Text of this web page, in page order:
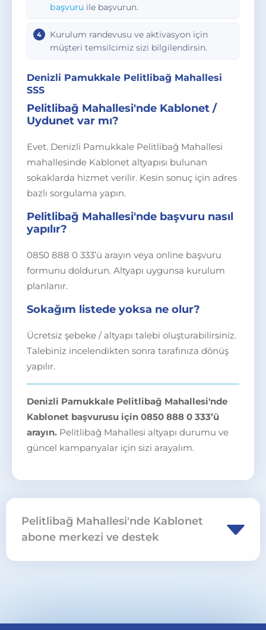
başvuru ile başvurun.
Kurulum randevusu ve aktivasyon için
müşteri temsilcimiz sizi bilgilendirsin.
Denizli Pamukkale Pelitlibağ Mahallesi
SSS
Pelitlibağ Mahallesi'nde Kablonet /
Uydunet var mı?
Evet. Denizli Pamukkale Pelitlibağ Mahallesi
mahallesinde Kablonet altyapısı bulunan
sokaklarda hizmet verilir. Kesin sonuç için adres
bazlı sorgulama yapın.
Pelitlibağ Mahallesi'nde başvuru nasıl
yapılır?
0850 888 0 333’ü arayın veya online başvuru
formunu doldurun. Altyapı uygunsa kurulum
planlanır.
Sokağım listede yoksa ne olur?
Ücretsiz şebeke / altyapı talebi oluşturabilirsiniz.
Talebiniz incelendikten sonra tarafınıza dönüş
yapılır.
Denizli Pamukkale Pelitlibağ Mahallesi'nde
Kablonet başvurusu için 0850 888 0 333’ü
arayın. Pelitlibağ Mahallesi altyapı durumu ve
güncel kampanyalar için sizi arayalım.
Pelitlibağ Mahallesi'nde Kablonet
abone merkezi ve destek